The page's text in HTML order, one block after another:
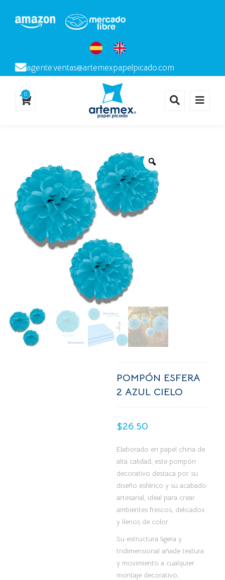
agente.ventas@artemexpapelpicado.com
0
POMPÓN ESFERA
2 AZUL CIELO
$26.50
Elaborado en papel china de
alta calidad, este pompón
decorativo destaca por su
diseño esférico y su acabado
artesanal, ideal para crear
ambientes frescos, delicados
y llenos de color.
Su estructura ligera y
tridimensional añade textura
y movimiento a cualquier
montaje decorativo,